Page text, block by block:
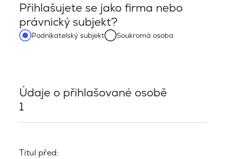
Přihlašujete se jako firma nebo
právnický subjekt?
Podnikatelský subjekt Soukromá osoba
Údaje o přihlašované osobě
1
Titul před: